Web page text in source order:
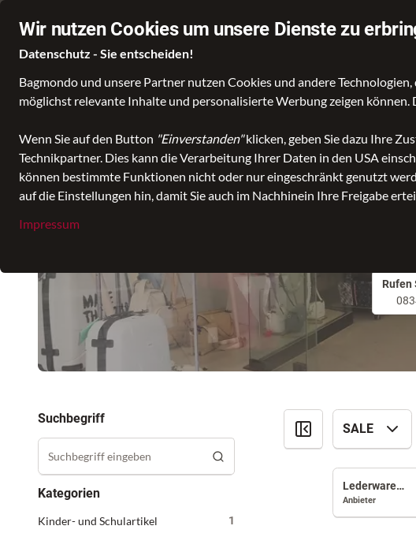
Wir nutzen Cookies um unsere Dienste zu
Datenschutz - Sie entscheiden!
Bagmondo und unsere Partner nutzen Cookies und andere
möglichst relevante Inhalte und personalisierte Werbung zeigen
Wenn Sie auf den Button "Einverstanden"klicken, geben Sie dazu Ihre
Technikpartner. Dies kann die Verarbeitung Ihrer Daten in den USA
können bestimmte Funktionen nicht oder nur eingeschränkt genutzt
auf die Einstellungen hin, damit Sie auch im Nachhinein Ihre Freigabe
Impressum
Wähle deine Lieblingswelt Taschen Koffer und
Rufen
Suchbegriff
Kategorien
Kinder- und Schulartikel 1
SALE
Lederwaren Geyrhalter
Anbieter